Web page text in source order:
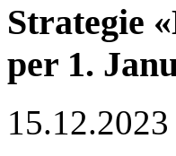
Strategie
per 1.
15.12.2023